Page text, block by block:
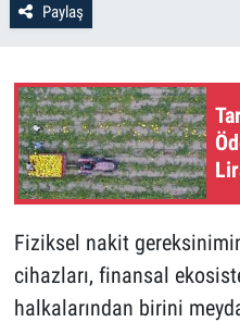
Paylaş
Fiziksel nakit
cihazları, finansal
halkalarından birini